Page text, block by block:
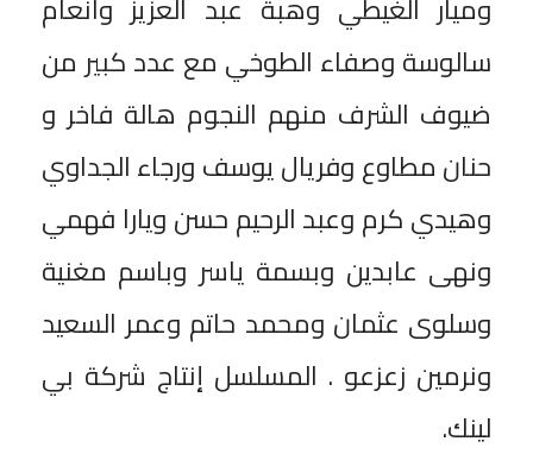
سالوسة وصفاء الطوخي مع عدد كبير من
ضيوف الشرف منهم النجوم هالة فاخر و
حنان مطاوع وفريال يوسف ورجاء الجداوي
وهيدي كرم وعبد الرحيم حسن ويارا فهمي
ونهى عابدين وبسمة ياسر وباسم مغنية
وسلوى عثمان ومحمد حاتم وعمر السعيد
ونرمين زعزعو . المسلسل إنتاج شركة بي
لينك.